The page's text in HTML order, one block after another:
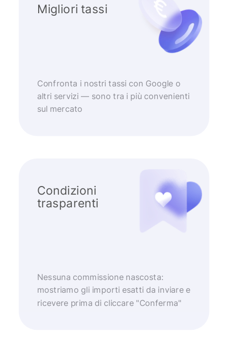
Migliori tassi
Confronta i nostri tassi con Google o
altri servizi — sono tra i più convenienti
sul mercato
Condizioni
trasparenti
Nessuna commissione nascosta:
mostriamo gli importi esatti da inviare e
ricevere prima di cliccare "Conferma"